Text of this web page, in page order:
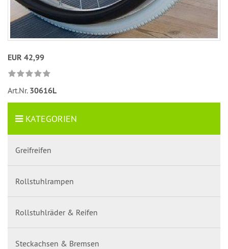
EUR 42,99
Art.Nr. 30616L
KATEGORIEN
Greifreifen
Rollstuhlrampen
Rollstuhlräder & Reifen
Steckachsen & Bremsen